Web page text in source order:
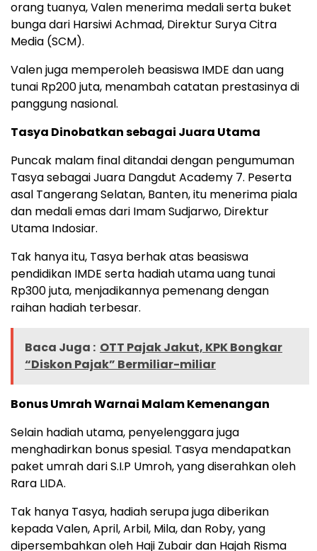
orang tuanya, Valen menerima medali serta buket
bunga dari Harsiwi Achmad, Direktur Surya Citra
Media (SCM).
Valen juga memperoleh beasiswa IMDE dan uang
tunai Rp200 juta, menambah catatan prestasinya di
panggung nasional.
Tasya Dinobatkan sebagai Juara Utama
Puncak malam final ditandai dengan pengumuman
Tasya sebagai Juara Dangdut Academy 7. Peserta
asal Tangerang Selatan, Banten, itu menerima piala
dan medali emas dari Imam Sudjarwo, Direktur
Utama Indosiar.
Tak hanya itu, Tasya berhak atas beasiswa
pendidikan IMDE serta hadiah utama uang tunai
Rp300 juta, menjadikannya pemenang dengan
raihan hadiah terbesar.
Baca Juga : OTT Pajak Jakut, KPK Bongkar
“Diskon Pajak” Bermiliar-miliar
Bonus Umrah Warnai Malam Kemenangan
Selain hadiah utama, penyelenggara juga
menghadirkan bonus spesial. Tasya mendapatkan
paket umrah dari S.I.P Umroh, yang diserahkan oleh
Rara LIDA.
Tak hanya Tasya, hadiah serupa juga diberikan
kepada Valen, April, Arbil, Mila, dan Roby, yang
dipersembahkan oleh Haji Zubair dan Hajah Risma